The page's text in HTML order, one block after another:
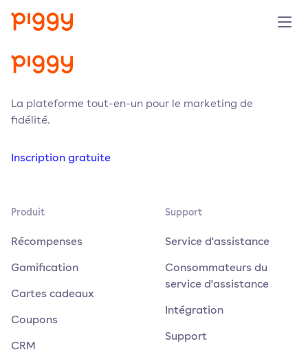
Produit
Plateforme
Entreprise
Réserver une démo
Essayer gratuitement
La plateforme tout-en-un pour le marketing de
fidélité.
Inscription gratuite
Produit
Récompenses
Gamification
Cartes cadeaux
Coupons
CRM
Support
Service d'assistance
Consommateurs du
service d'assistance
Intégration
Support